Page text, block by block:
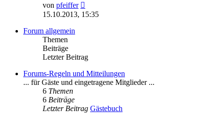
von pfeiffer
Beitrag
15.10.2013, 15:35
Forum allgemein
Themen
Beiträge
Letzter Beitrag
Forums-Regeln und Mitteilungen
... für Gäste und eingetragene Mitglieder ...
6 Themen
6 Beiträge
Letzter Beitrag Gästebuch